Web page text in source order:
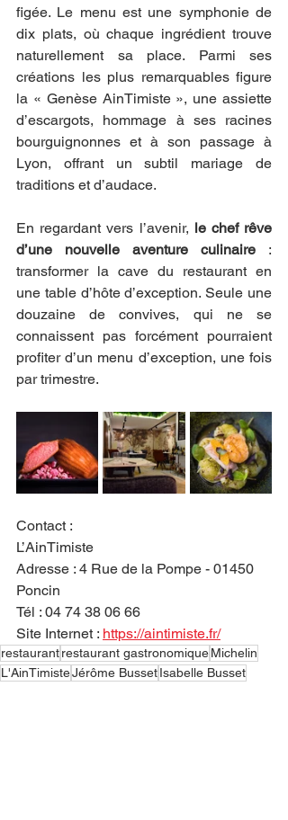
figée. Le menu est une symphonie de
dix plats, où chaque ingrédient trouve
naturellement sa place. Parmi ses
créations les plus remarquables figure
la « Genèse AinTimiste », une assiette
d’escargots, hommage à ses racines
bourguignonnes et à son passage à
Lyon, offrant un subtil mariage de
traditions et d’audace.
En regardant vers l’avenir, le chef rêve
d’une nouvelle aventure culinaire :
transformer la cave du restaurant en
une table d’hôte d’exception. Seule une
douzaine de convives, qui ne se
connaissent pas forcément pourraient
profiter d’un menu d’exception, une fois
par trimestre.
Contact :
L’AinTimiste
Adresse : 4 Rue de la Pompe - 01450
Poncin
Tél : 04 74 38 06 66
Site Internet : https://aintimiste.fr/
restaurantrestaurant gastronomiqueMichelin
L'AinTimisteJérôme BussetIsabelle Busset